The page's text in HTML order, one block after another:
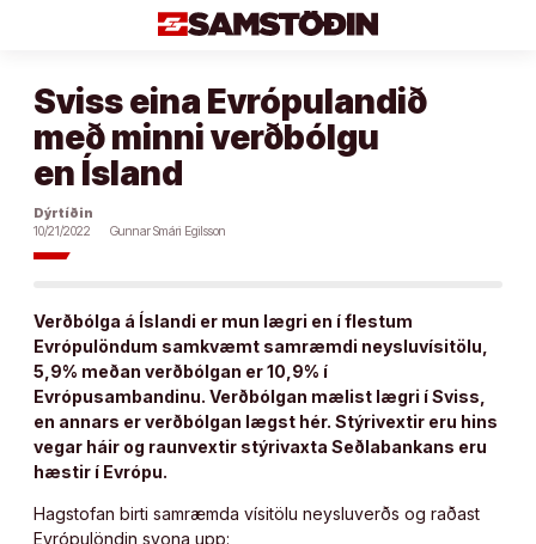
Sviss eina Evrópulandið
með minni verðbólgu
en Ísland
Dýrtíðin
10/21/2022
Gunnar Smári Egilsson
Verðbólga á Íslandi er mun lægri en í flestum
Evrópulöndum samkvæmt samræmdi neysluvísitölu,
5,9% meðan verðbólgan er 10,9% í
Evrópusambandinu. Verðbólgan mælist lægri í Sviss,
en annars er verðbólgan lægst hér. Stýrivextir eru hins
vegar háir og raunvextir stýrivaxta Seðlabankans eru
hæstir í Evrópu.
Hagstofan birti samræmda vísitölu neysluverðs og raðast
Evrópulöndin svona upp: